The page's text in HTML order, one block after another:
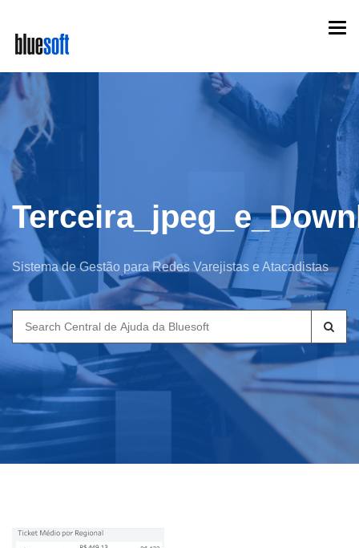
main
content
Sistema de Gestão para Redes Varejistas e Atacadistas
Search
for: